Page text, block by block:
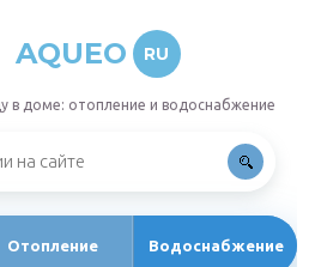
AQUEO RU
в доме: отопление и водоснабжение
Отопление Водоснабжение